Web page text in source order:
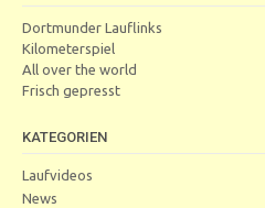
Dortmunder Lauflinks
Kilometerspiel
All over the world
Frisch gepresst
KATEGORIEN
Laufvideos
News